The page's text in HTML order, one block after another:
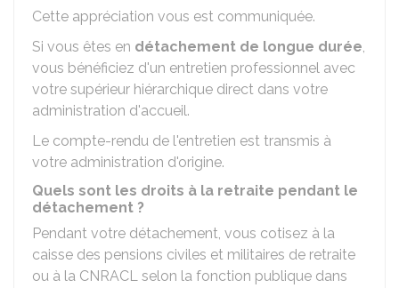
Cette appréciation vous est communiquée.
Si vous êtes en détachement de longue durée,
vous bénéficiez d'un entretien professionnel avec
votre supérieur hiérarchique direct dans votre
administration d'accueil.
Le compte-rendu de l'entretien est transmis à
votre administration d'origine.
Quels sont les droits à la retraite pendant le
détachement ?
Pendant votre détachement, vous cotisez à la
caisse des pensions civiles et militaires de retraite
ou à la CNRACL selon la fonction publique dans